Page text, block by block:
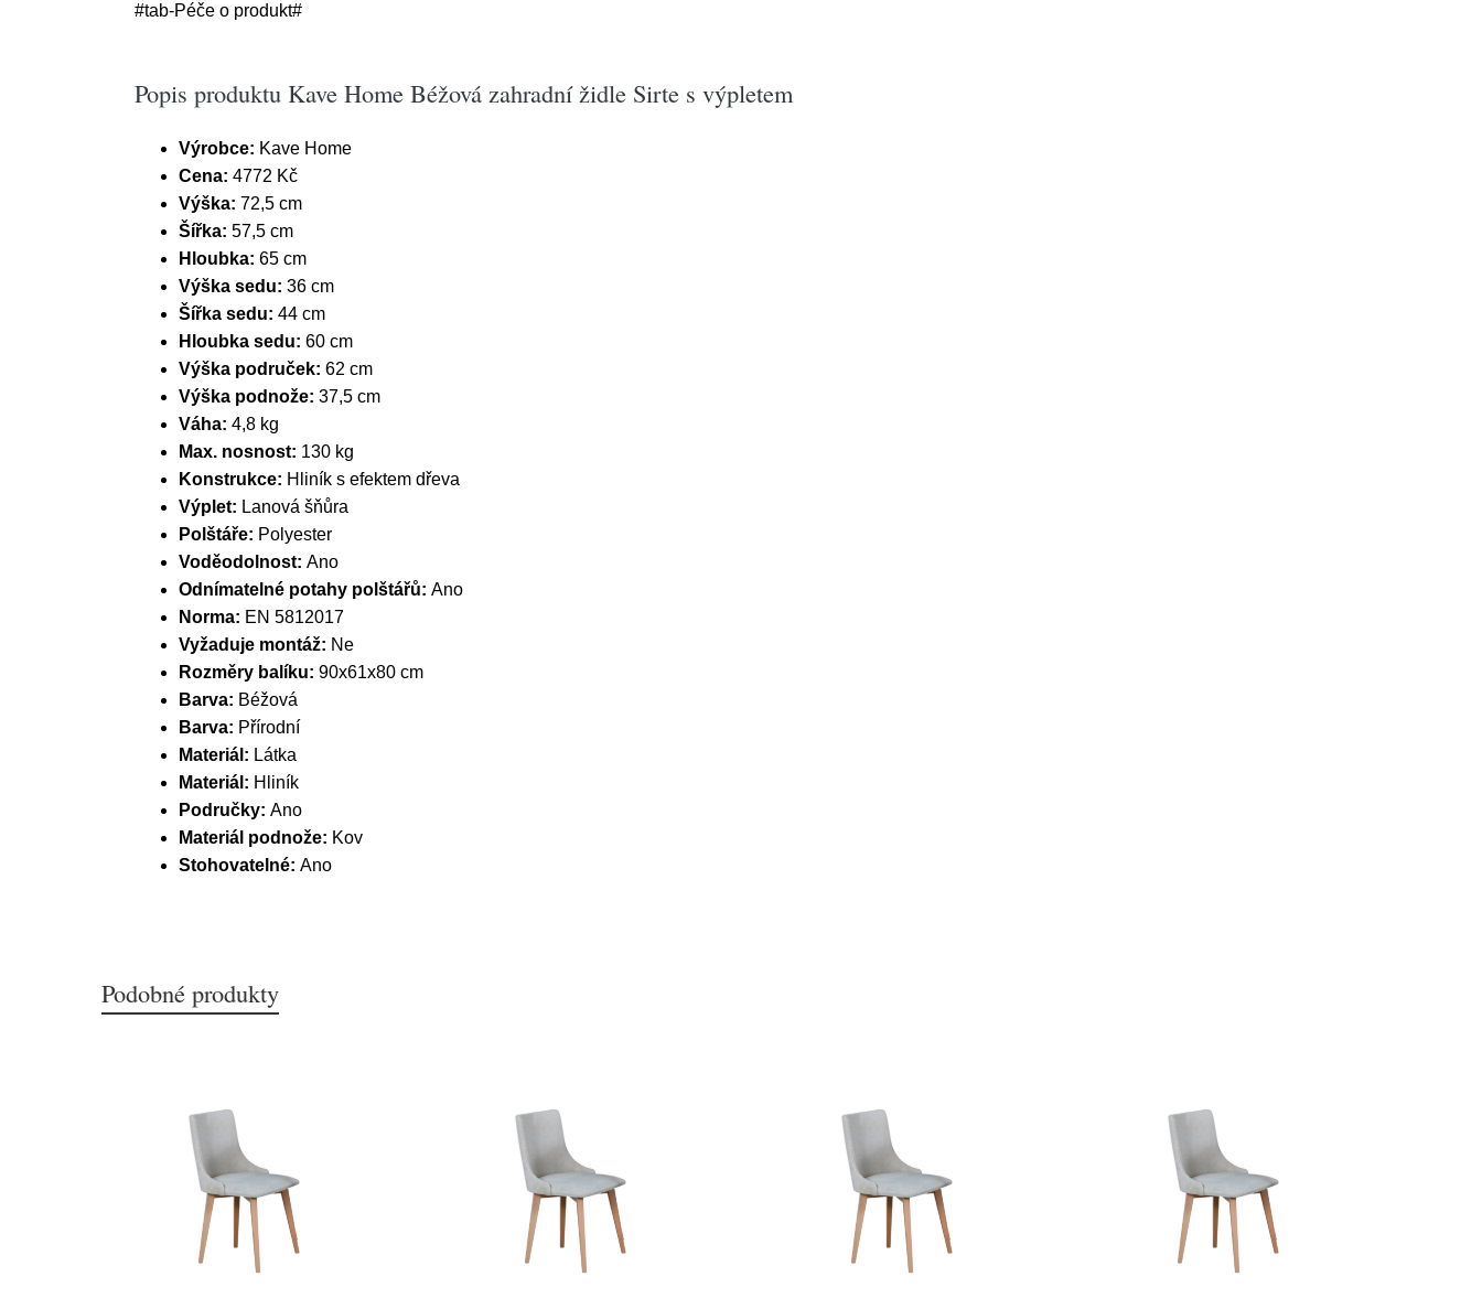
#tab-Péče o produkt#
Popis produktu Kave Home Béžová zahradní židle Sirte s výpletem
Výrobce: Kave Home
Cena: 4772 Kč
Výška: 72,5 cm
Šířka: 57,5 cm
Hloubka: 65 cm
Výška sedu: 36 cm
Šířka sedu: 44 cm
Hloubka sedu: 60 cm
Výška područek: 62 cm
Výška podnože: 37,5 cm
Váha: 4,8 kg
Max. nosnost: 130 kg
Konstrukce: Hliník s efektem dřeva
Výplet: Lanová šňůra
Polštáře: Polyester
Voděodolnost: Ano
Odnímatelné potahy polštářů: Ano
Norma: EN 5812017
Vyžaduje montáž: Ne
Rozměry balíku: 90x61x80 cm
Barva: Béžová
Barva: Přírodní
Materiál: Látka
Materiál: Hliník
Područky: Ano
Materiál podnože: Kov
Stohovatelné: Ano
Podobné produkty